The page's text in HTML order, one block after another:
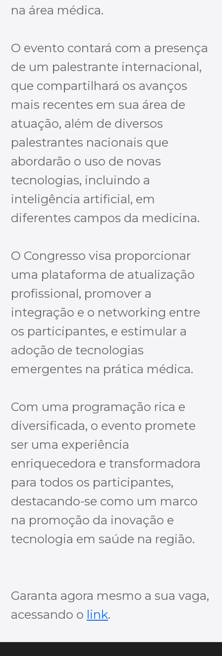
na área médica.
O evento contará com a presença
de um palestrante internacional,
que compartilhará os avanços
mais recentes em sua área de
atuação, além de diversos
palestrantes nacionais que
abordarão o uso de novas
tecnologias, incluindo a
inteligência artificial, em
diferentes campos da medicina.
O Congresso visa proporcionar
uma plataforma de atualização
profissional, promover a
integração e o networking entre
os participantes, e estimular a
adoção de tecnologias
emergentes na prática médica.
Com uma programação rica e
diversificada, o evento promete
ser uma experiência
enriquecedora e transformadora
para todos os participantes,
destacando-se como um marco
na promoção da inovação e
tecnologia em saúde na região.
Garanta agora mesmo a sua vaga,
acessando o link.